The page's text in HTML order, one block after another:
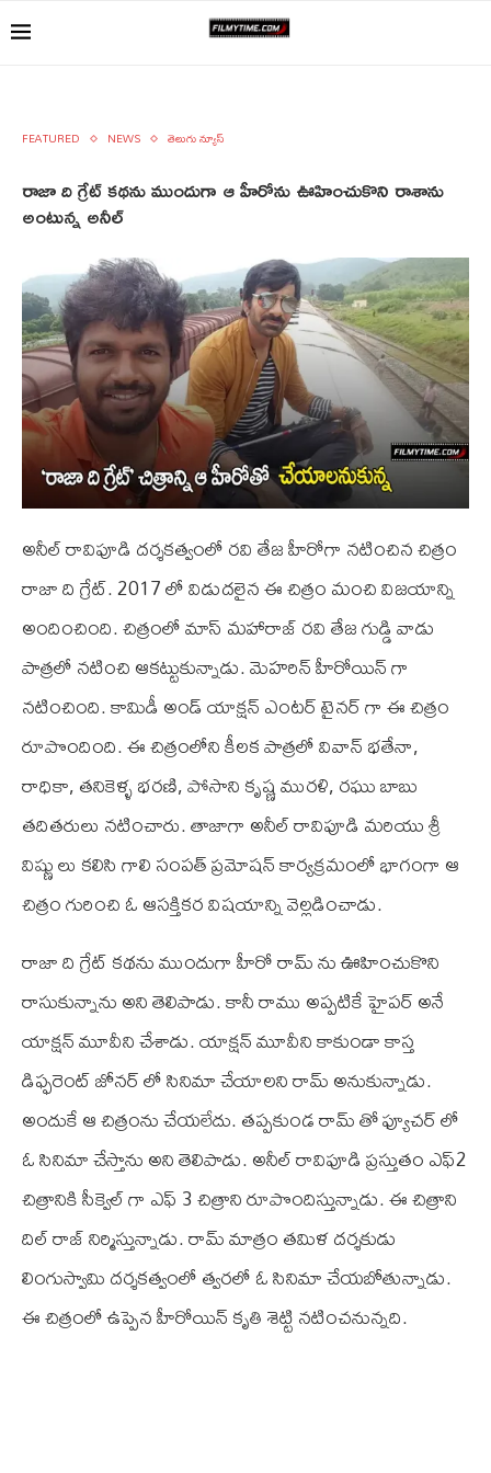
FEATURED NEWS తెలుగు న్యూస్
రాజా ది గ్రేట్ కథను ముందుగా ఆ హీరోను ఊహించుకొని రాశాను
అంటున్న అనీల్
అనీల్ రావిపూడి దర్శకత్వంలో రవి తేజ హీరోగా నటించిన చిత్రం
రాజా ది గ్రేట్. 2017 లో విడుదలైన ఈ చిత్రం మంచి విజయాన్ని
అందించింది. చిత్రంలో మాస్ మహారాజ్ రవి తేజ గుడ్డి వాడు
పాత్రలో నటించి ఆకట్టుకున్నాడు. మెహరిన్ హీరోయిన్ గా
నటించింది. కామిడీ అండ్ యాక్షన్ ఎంటర్ టైనర్ గా ఈ చిత్రం
రూపొందింది. ఈ చిత్రంలోని కీలక పాత్రలో వివాన్ భతేనా,
రాధికా, తనికెళ్ళ భరణి, పోసాని కృష్ణ మురళి, రఘు బాబు
తదితరులు నటించారు. తాజాగా అనీల్ రావిపూడి మరియు శ్రీ
విష్ణు లు కలిసి గాలి సంపత్ ప్రమోషన్ కార్యక్రమంలో భాగంగా ఆ
చిత్రం గురించి ఓ ఆసక్తికర విషయాన్ని వెల్లడించాడు.
రాజా ది గ్రేట్ కథను ముందుగా హీరో రామ్ ను ఊహించుకొని
రాసుకున్నాను అని తెలిపాడు. కానీ రాము అప్పటికే హైపర్ అనే
యాక్షన్ మూవీని చేశాడు. యాక్షన్ మూవీని కాకుండా కాస్త
డిఫ్ఫరెంట్ జోనర్ లో సినిమా చేయాలని రామ్ అనుకున్నాడు.
అందుకే ఆ చిత్రంను చేయలేదు. తప్పకుండ రామ్ తో ఫ్యూచర్ లో
ఓ సినిమా చేస్తాను అని తెలిపాడు. అనీల్ రావిపూడి ప్రస్తుతం ఎఫ్2
చిత్రానికి సీక్వెల్ గా ఎఫ్ 3 చిత్రాని రూపొందిస్తున్నాడు. ఈ చిత్రాని
దిల్ రాజ్ నిర్మిస్తున్నాడు. రామ్ మాత్రం తమిళ దర్శకుడు
లింగుస్వామి దర్శకత్వంలో త్వరలో ఓ సినిమా చేయబోతున్నాడు.
ఈ చిత్రంలో ఉప్పెన హీరోయిన్ కృతి శెట్టి నటించనున్నది.